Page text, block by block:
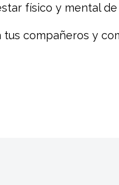
físico y mental de
tus compañeros y